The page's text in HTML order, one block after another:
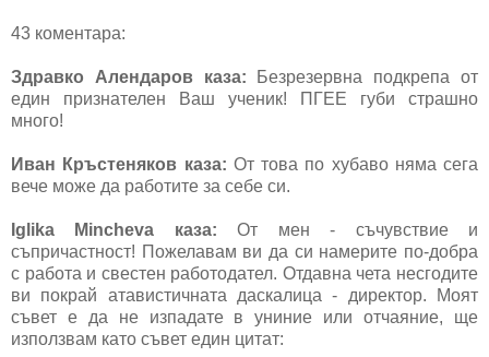
43 коментара:
Здравко Алендаров каза: Безрезервна подкрепа от
един признателен Ваш ученик! ПГЕЕ губи страшно
много!
Иван Кръстеняков каза: От това по хубаво няма сега
вече може да работите за себе си.
Iglika Mincheva каза: От мен - съчувствие и
съпричастност! Пожелавам ви да си намерите по-добра
с работа и свестен работодател. Отдавна чета несгодите
ви покрай атавистичната даскалица - директор. Моят
съвет е да не изпадате в униние или отчаяние, ще
използвам като съвет един цитат: